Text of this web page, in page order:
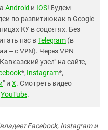
Android и IOS! Будем
по развитию как в Google
КУ в соцсетях. Без
нас вTelegram (в
– с VPN). Через VPN
узел" на сайте,
*, Instagram*,
" и X. Смотреть видео
YouTube.
Facebook, Instagram и